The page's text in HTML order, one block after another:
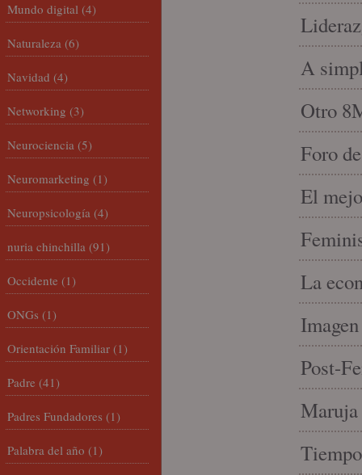
A
Otro
Foro
El
La
Post-
Maruja
Mundo digital (4)
Naturaleza (6)
Navidad (4)
Networking (3)
Neurociencia (5)
Neuromarketing (1)
Neuropsicología (4)
nuria chinchilla (91)
Occidente (1)
ONGs (1)
Orientación Familiar (1)
Padre (41)
Padres Fundadores (1)
Palabra del año (1)